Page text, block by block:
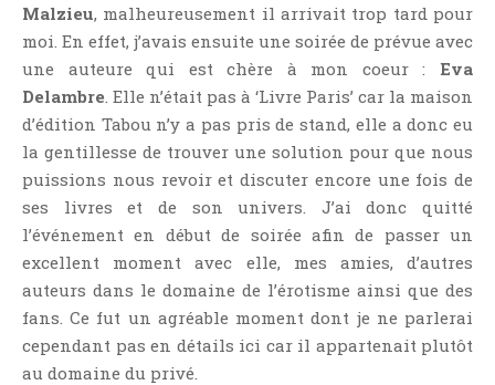
Malzieu, malheureusement il arrivait trop tard pour
moi. En effet, j’avais ensuite une soirée de prévue avec
une auteure qui est chère à mon coeur : Eva
Delambre . Elle n’était pas à ‘Livre Paris’ car la maison
d’édition Tabou n’y a pas pris de stand, elle a donc eu
la gentillesse de trouver une solution pour que nous
puissions nous revoir et discuter encore une fois de
ses livres et de son univers. J’ai donc quitté
l’événement en début de soirée afin de passer un
excellent moment avec elle, mes amies, d’autres
auteurs dans le domaine de l’érotisme ainsi que des
fans. Ce fut un agréable moment dont je ne parlerai
cependant pas en détails ici car il appartenait plutôt
au domaine du privé.